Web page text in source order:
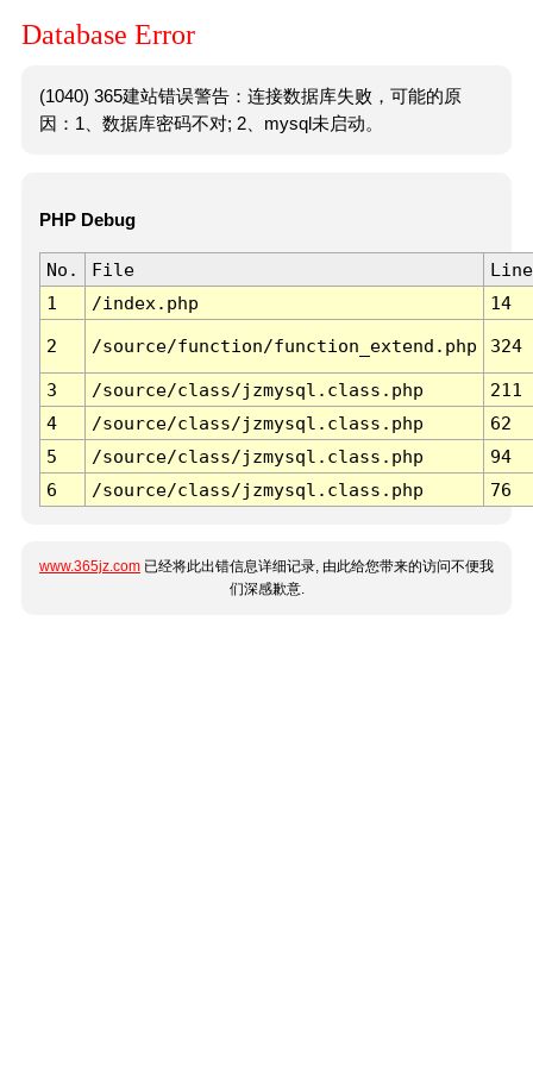
Database Error
(1040) 365建站错误警告：连接数据库失败，可能的原
因：1、数据库密码不对; 2、mysql未启动。
PHP Debug
No. File
Line
1
/index.php 14
2 /source/function/function_extend.php 324
3 /source/class/jzmysql.class.php
211
4
/source/class/jzmysql.class.php
62
5
/source/class/jzmysql.class.php
94
6
/source/class/jzmysql.class.php 76
www.365jz.com 已经将此出错信息详细记录, 由此给您带来的访问不便我
们深感歉意.